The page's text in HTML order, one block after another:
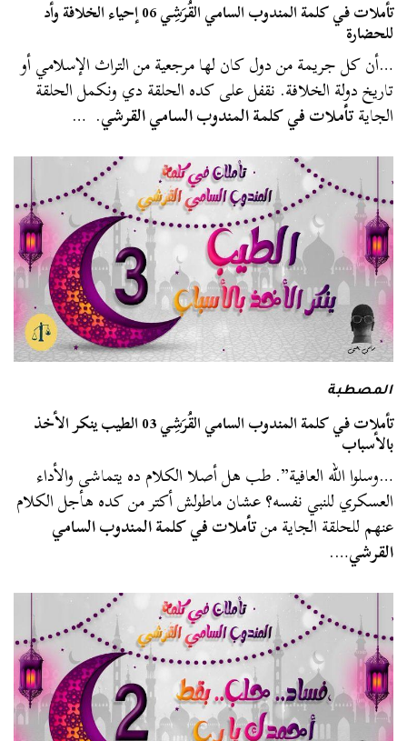
تأملات في كلمة المندوب السامي القُرَشِي 06 إحياء الخلافة وأد
للحضارة
…أن كل جريمة من دول كان لها مرجعية من التراث الإسلامي أو
تاريخ دولة الخلافة. نقفل على كده الحلقة دي ونكمل الحلقة
الجايةتأملات في كلمة المندوب السامي القرشي. …
المصطبة
تأملات في كلمة المندوب السامي القُرَشِي 03 الطيب ينكر الأخذ
بالأسباب
…وسلوا الله العافية”. طب هل أصلا الكلام ده يتماشى والأداء
العسكري للنبي نفسه؟ عشان ماطولش أكتر من كده هأجل الكلام
عنهم للحلقة الجاية منتأملات في كلمة المندوب السامي
القرشي….